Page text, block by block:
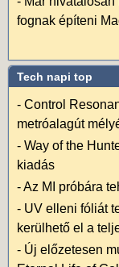
fognak építeni
Tech napi top
- Control
metróalagút
- Way of the
kiadás
-Az MI próbára
- UV elleni fóliát
kerülhető el a
- Új előzetesen